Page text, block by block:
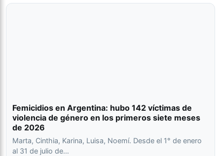
Femicidios en Argentina: hubo 142 víctimas de
violencia de género en los primeros siete meses
de 2026
Marta, Cinthia, Karina, Luisa, Noemí. Desde el 1° de enero
al 31 de julio de…